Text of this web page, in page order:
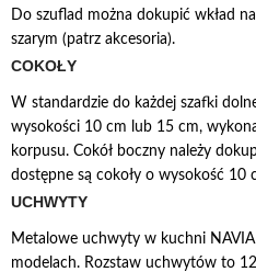
Do szuflad można dokupić wkład
szarym (patrz akcesoria).
COKOŁY
W standardzie do każdej szafki
wysokości 10 cm lub 15 cm,
korpusu. Cokół boczny należy
dostępne są cokoły o wysokość 10
UCHWYTY
Metalowe uchwyty w kuchni
modelach. Rozstaw uchwytów to